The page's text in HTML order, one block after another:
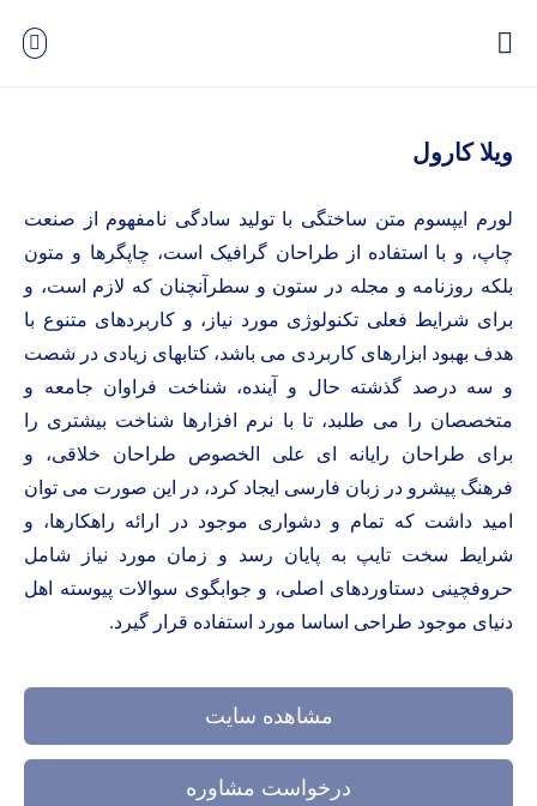
ویلا کارول
لورم ایپسوم متن ساختگی با تولید سادگی نامفهوم از صنعت
چاپ، و با استفاده از طراحان گرافیک است، چاپگرها و متون
بلکه روزنامه و مجله در ستون و سطرآنچنان که لازم است، و
برای شرایط فعلی تکنولوژی مورد نیاز، و کاربردهای متنوع با
هدف بهبود ابزارهای کاربردی می باشد، کتابهای زیادی در شصت
و سه درصد گذشته حال و آینده، شناخت فراوان جامعه و
متخصصان را می طلبد، تا با نرم افزارها شناخت بیشتری را
برای طراحان رایانه ای علی الخصوص طراحان خلاقی، و
فرهنگ پیشرو در زبان فارسی ایجاد کرد، در این صورت می توان
امید داشت که تمام و دشواری موجود در ارائه راهکارها، و
شرایط سخت تایپ به پایان رسد و زمان مورد نیاز شامل
حروفچینی دستاوردهای اصلی، و جوابگوی سوالات پیوسته اهل
دنیای موجود طراحی اساسا مورد استفاده قرار گیرد.
مشاهده سایت
درخواست مشاوره